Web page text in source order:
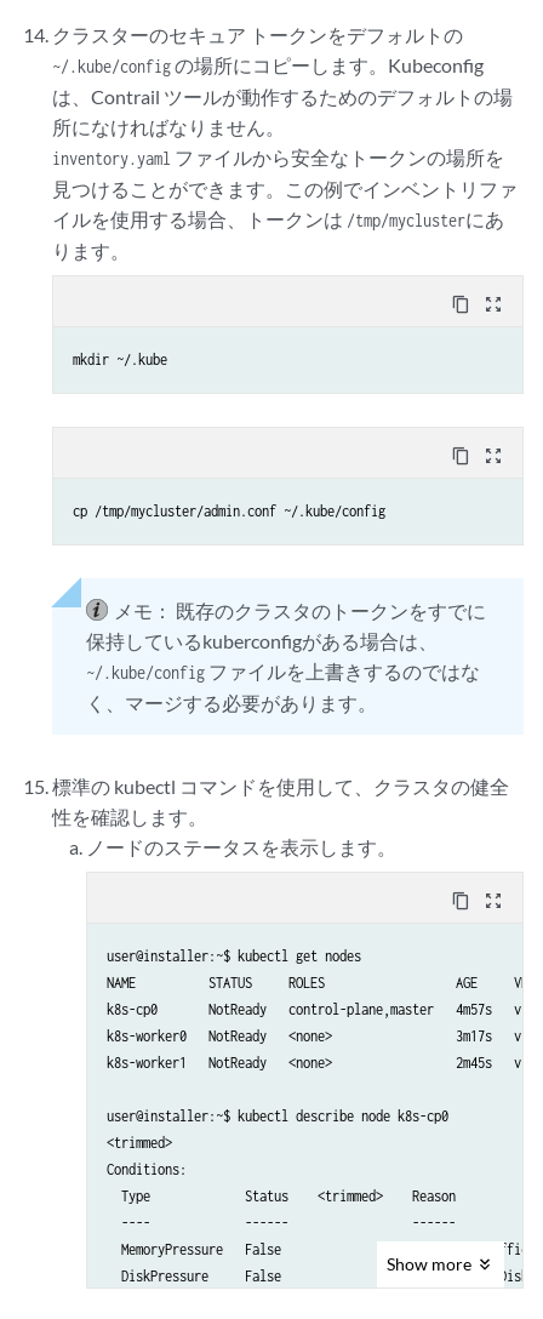
クラスターのセキュア トークンをデフォルトの
~/.kube/configの場所にコピーします。Kubeconfig
は、Contrail ツールが動作するためのデフォルトの場
所になければなりません。
inventory.yaml ファイルから安全なトークンの場所を
見つけることができます。この例でインベントリファ
イルを使用する場合、トークンは /tmp/myclusterにあ
ります。
content_copy zoom_out_map
mkdir ~/.kube
content_copy zoom_out_map
cp /tmp/mycluster/admin.conf ~/.kube/config
メモ： 既存のクラスタのトークンをすでに
保持しているkuberconfigがある場合は、
~/.kube/config ファイルを上書きするのではな
く、マージする必要があります。
標準の kubectl コマンドを使用して、クラスタの健全
性を確認します。
ノードのステータスを表示します。
content_copy zoom_out_map
user@installer:~$ kubectl get nodes
NAME          STATUS     ROLES                  AGE
k8s-cp0       NotReady   control-plane,master   4m57s
k8s-worker0   NotReady   <none>                 3m17s
k8s-worker1   NotReady   <none>                 2m45s
user@installer:~$ kubectl describe node k8s-cp0
<trimmed>
Conditions:
Type             Status    <trimmed>    Reason
----             ------                 ------
MemoryPressure   False
DiskPressure     False
Show more